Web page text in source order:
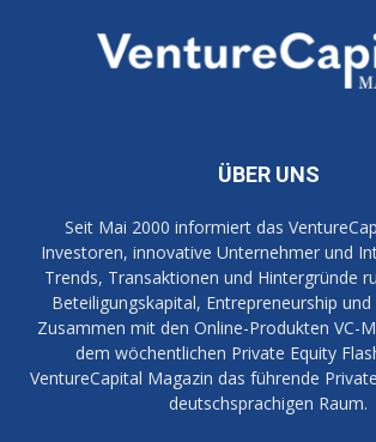
ÜBER UNS
Seit Mai 2000 informiert das
Investoren, innovative Unternehmer und
Trends, Transaktionen und Hintergründe
Beteiligungskapital, Entrepreneurship
Zusammen mit den Online-Produkten VC-
dem wöchentlichen Private Equity
VentureCapital Magazin das führende
deutschsprachigen Raum.